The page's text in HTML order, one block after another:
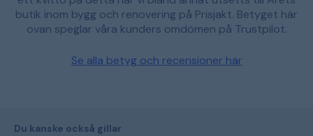
butik inom bygg och renovering på Prisjakt. Betyget här
ovan speglar våra kunders omdömen på Trustpilot.
Se alla betyg och recensioner här
Du kanske också gillar